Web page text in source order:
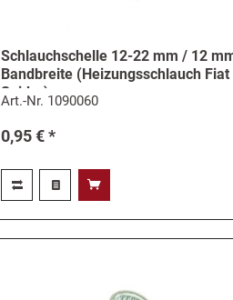
Schlauchschelle 12-22 mm / 12
Bandbreite (Heizungsschlauch Fiat
Spider)
Art.-Nr. 1090060
0,95 € *